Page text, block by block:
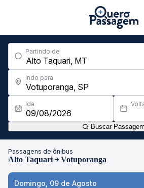
Partindo de
Indo para
Ida
Buscar Passagem
Passagens de ônibus
Alto Taquari Votuporanga
Domingo, 09 de Agosto